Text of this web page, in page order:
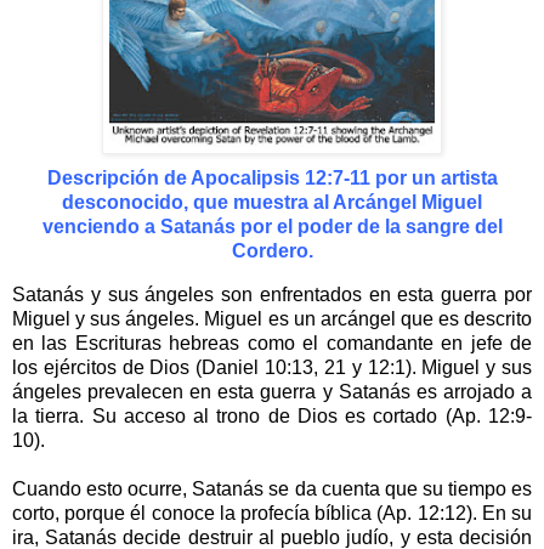
Descripción de Apocalipsis 12:7-11 por un artista
desconocido, que muestra al Arcángel Miguel
venciendo a Satanás por el poder de la sangre del
Cordero.
Satanás y sus ángeles son enfrentados en esta guerra por
Miguel y sus ángeles. Miguel es un arcángel que es descrito
en las Escrituras hebreas como el comandante en jefe de
los ejércitos de Dios (Daniel 10:13, 21 y 12:1). Miguel y sus
ángeles prevalecen en esta guerra y Satanás es arrojado a
la tierra. Su acceso al trono de Dios es cortado (Ap. 12:9-
10).
Cuando esto ocurre, Satanás se da cuenta que su tiempo es
corto, porque él conoce la profecía bíblica (Ap. 12:12). En su
ira, Satanás decide destruir al pueblo judío, y esta decisión